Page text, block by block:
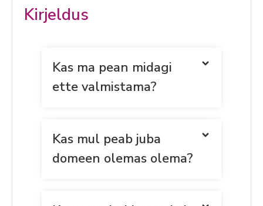
Kirjeldus
Kas ma pean midagi
ette valmistama?
Kas mul peab juba
domeen olemas olema?